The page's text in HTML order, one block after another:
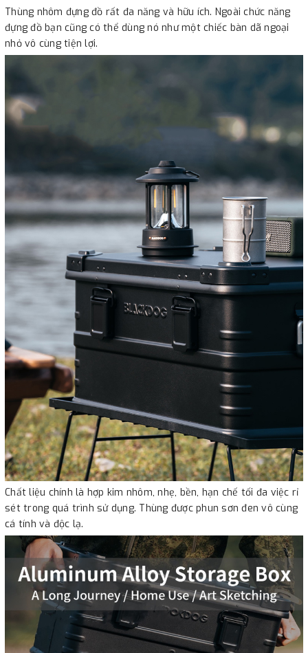
Thùng nhôm đựng đồ rất đa năng và hữu ích. Ngoài chức năng
đựng đồ bạn cũng có thể dùng nó như một chiếc bàn dã ngoại
nhỏ vô cùng tiện lợi.
Chất liệu chính là hợp kim nhôm, nhẹ, bền, hạn chế tối đa việc rỉ
sét trong quá trình sử dụng. Thùng được phun sơn đen vô cùng
cá tính và độc lạ.